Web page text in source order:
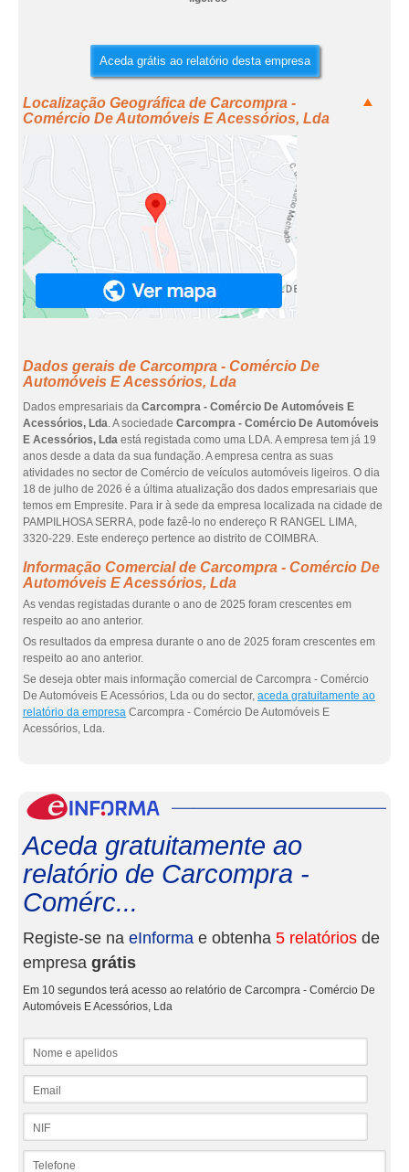
Aceda grátis ao relatório desta empresa
Localização Geográfica de Carcompra -
Comércio De Automóveis E Acessórios, Lda
Dados gerais de Carcompra - Comércio De
Automóveis E Acessórios, Lda
Dados empresariais da Carcompra - Comércio De Automóveis E
Acessórios, Lda. A sociedade Carcompra - Comércio De Automóveis
E Acessórios, Lda está registada como uma LDA. A empresa tem já 19
anos desde a data da sua fundação. A empresa centra as suas
atividades no sector de Comércio de veículos automóveis ligeiros. O dia
18 de julho de 2026 é a última atualização dos dados empresariais que
temos em Empresite. Para ir à sede da empresa localizada na cidade de
PAMPILHOSA SERRA, pode fazê-lo no endereço R RANGEL LIMA,
3320-229. Este endereço pertence ao distrito de COIMBRA.
Informação Comercial de Carcompra - Comércio De
Automóveis E Acessórios, Lda
As vendas registadas durante o ano de 2025 foram crescentes em
respeito ao ano anterior.
Os resultados da empresa durante o ano de 2025 foram crescentes em
respeito ao ano anterior.
Se deseja obter mais informação comercial de Carcompra - Comércio
De Automóveis E Acessórios, Lda ou do sector, aceda gratuitamente ao
relatório da empresa Carcompra - Comércio De Automóveis E
Acessórios, Lda.
Aceda gratuitamente ao
relatório de Carcompra -
Comérc...
Registe-se na eInforma e obtenha 5 relatórios de
empresa grátis
Em 10 segundos terá acesso ao relatório de Carcompra - Comércio De
Automóveis E Acessórios, Lda